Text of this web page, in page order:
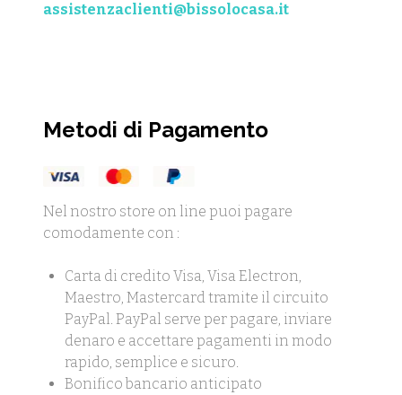
assistenzaclienti@bissolocasa.it
Metodi di Pagamento
Nel nostro store on line puoi pagare
comodamente con :
Carta di credito Visa, Visa Electron,
Maestro, Mastercard tramite il circuito
PayPal. PayPal serve per pagare, inviare
denaro e accettare pagamenti in modo
rapido, semplice e sicuro.
Bonifico bancario anticipato